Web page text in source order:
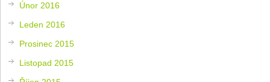
Únor 2016
Leden 2016
Prosinec 2015
Listopad 2015